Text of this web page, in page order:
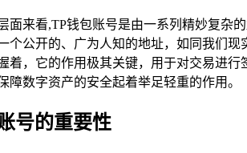
面来看,TP钱包账号是由一系列精妙复杂
个公开的、广为人知的地址，如同我们
着，它的作用极其关键，用于对交易进
障数字资产的安全起着举足轻重的作用。
号的重要性